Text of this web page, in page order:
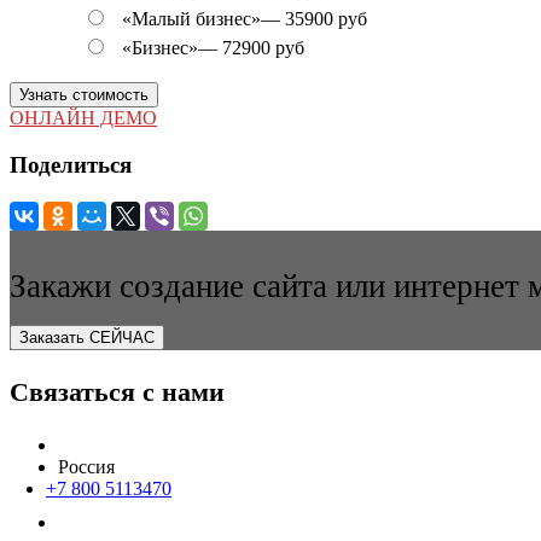
«Малый бизнес»— 35900 руб
«Бизнес»— 72900 руб
Узнать стоимость
ОНЛАЙН ДЕМО
Поделиться
Закажи создание сайта или интернет
Заказать СЕЙЧАС
Связаться с нами
Россия
+7 800 5113470